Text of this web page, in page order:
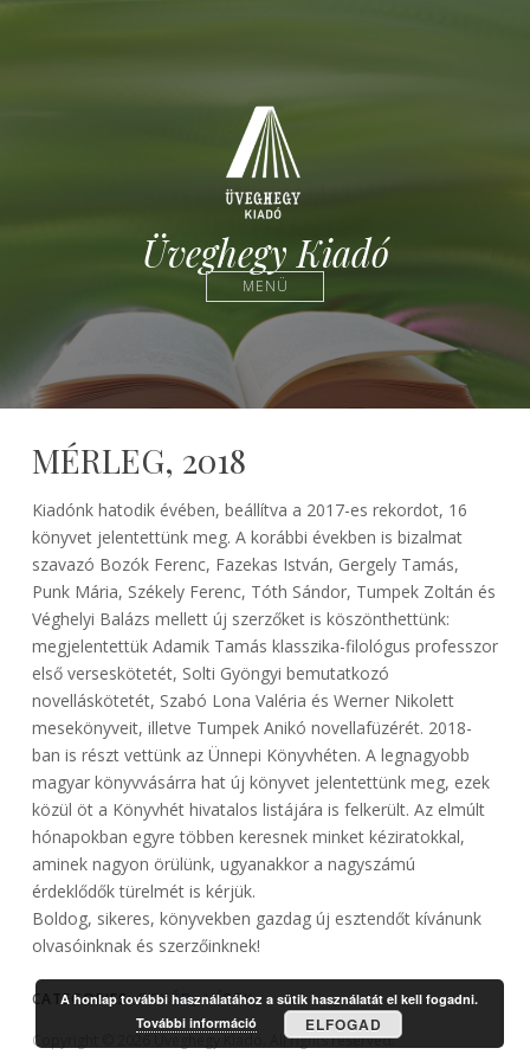
Üveghegy Kiadó
MENÜ
MÉRLEG, 2018
Kiadónk hatodik évében, beállítva a 2017-es rekordot, 16
könyvet jelentettünk meg. A korábbi években is bizalmat
szavazó Bozók Ferenc, Fazekas István, Gergely Tamás,
Punk Mária, Székely Ferenc, Tóth Sándor, Tumpek Zoltán és
Véghelyi Balázs mellett új szerzőket is köszönthettünk:
megjelentettük Adamik Tamás klasszika-filológus professzor
első verseskötetét, Solti Gyöngyi bemutatkozó
novelláskötetét, Szabó Lona Valéria és Werner Nikolett
mesekönyveit, illetve Tumpek Anikó novellafüzérét. 2018-
ban is részt vettünk az Ünnepi Könyvhéten. A legnagyobb
magyar könyvvásárra hat új könyvet jelentettünk meg, ezek
közül öt a Könyvhét hivatalos listájára is felkerült. Az elmúlt
hónapokban egyre többen keresnek minket kéziratokkal,
aminek nagyon örülünk, ugyanakkor a nagyszámú
érdeklődők türelmét is kérjük.
Boldog, sikeres, könyvekben gazdag új esztendőt kívánunk
olvasóinknak és szerzőinknek!
CATEGORIES: EGYÉB,HÍREK
Copyright © 2026 Üveghegy Kiadó. All rights reserved.
A honlap további használatához a sütik használatát el kell fogadni.
További információ
ELFOGAD